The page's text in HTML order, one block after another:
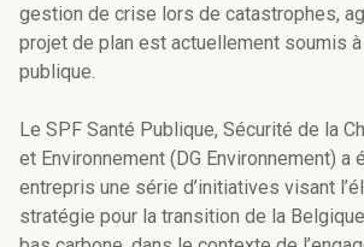
gestion de crise lors de catastrophes,
projet de plan est actuellement soumis
publique.
Le SPF Santé Publique, Sécurité de la
et Environnement (DG Environnement) a
entrepris une série d’initiatives visant
stratégie pour la transition de la